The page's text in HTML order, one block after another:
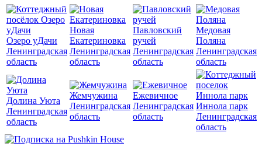
Озеро уДачи
Ленинградская
область
Новая
Екатериновка
Ленинградская
область
Павловский
ручей
Ленинградская
область
Медовая
Поляна
Ленинградская
область
Долина Уюта
Ленинградская
область
Жемчужина
Ленинградская
область
Ежевичное
Ленинградская
область
Иннола парк
Ленинградская
область